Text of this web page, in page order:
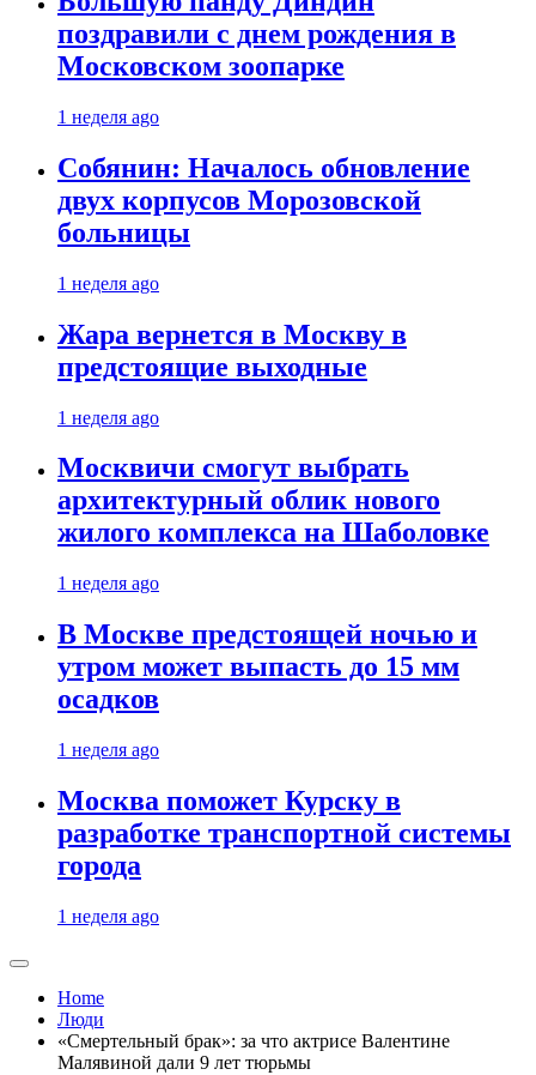
поздравили с днем рождения в
Московском зоопарке
1 неделя ago
Собянин: Началось обновление
двух корпусов Морозовской
больницы
1 неделя ago
Жара вернется в Москву в
предстоящие выходные
1 неделя ago
Москвичи смогут выбрать
архитектурный облик нового
жилого комплекса на Шаболовке
1 неделя ago
В Москве предстоящей ночью и
утром может выпасть до 15 мм
осадков
1 неделя ago
Москва поможет Курску в
разработке транспортной системы
города
1 неделя ago
Home
Люди
«Смертельный брак»: за что актрисе Валентине
Малявиной дали 9 лет тюрьмы